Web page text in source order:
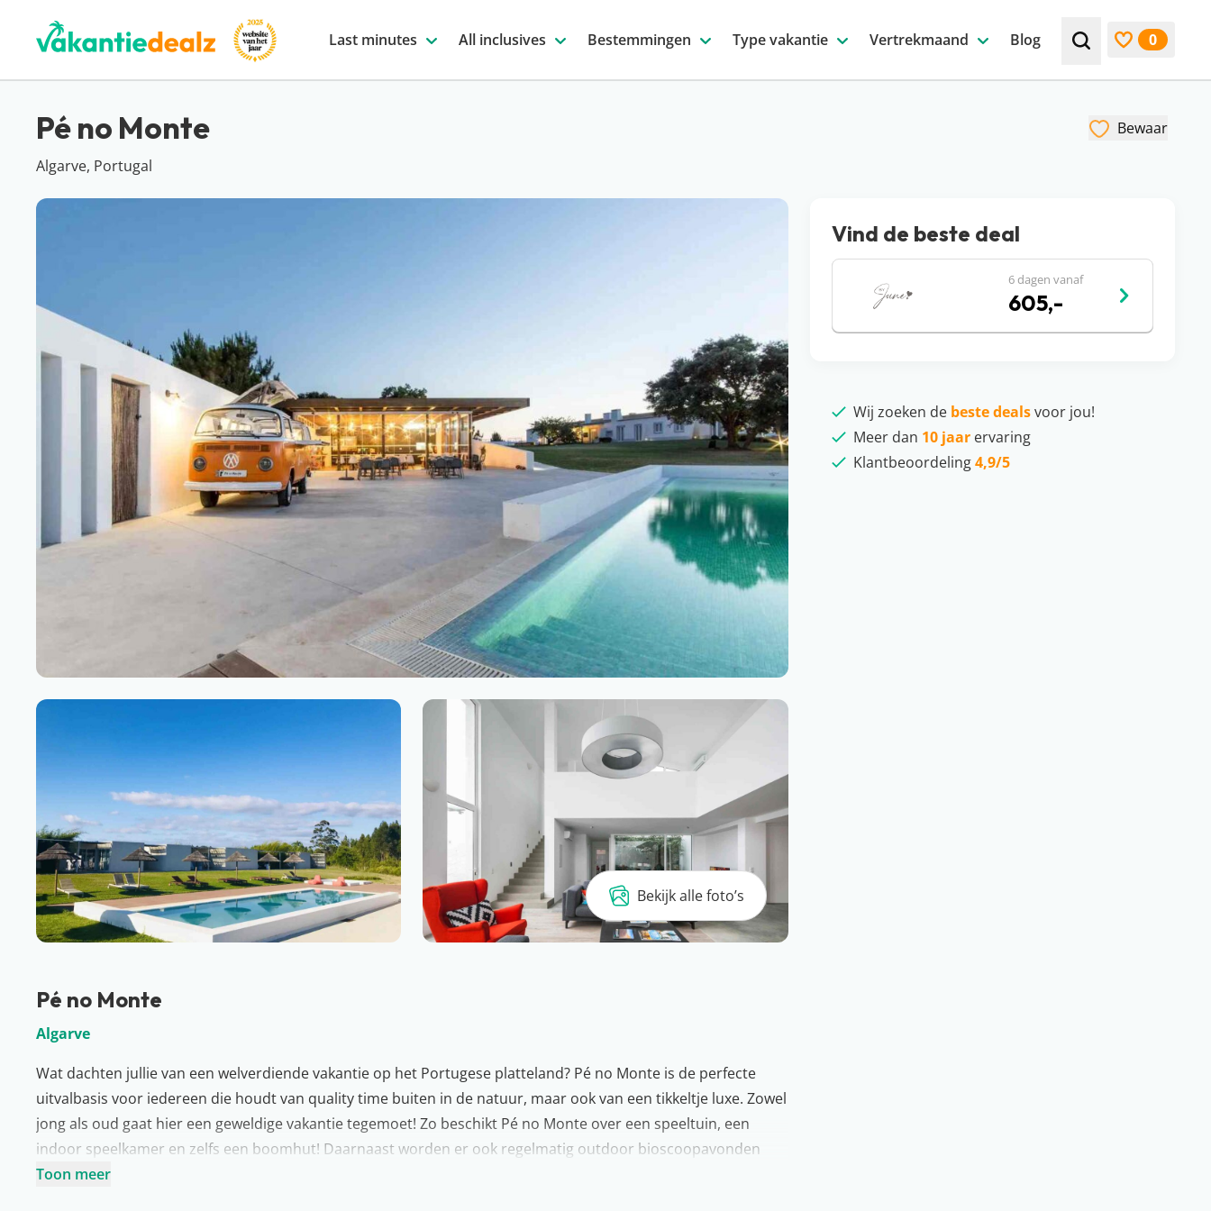
Last minutes All inclusives Bestemmingen Type vakantie Vertrekmaand Blog Zoek bijv. een
0
Pé no Monte
Algarve, Portugal
Bewaar
Bekijk alle foto’s
Pé no Monte
Algarve
Wat dachten jullie van een welverdiende vakantie op het Portugese platteland? Pé no Monte is de perfecte
uitvalbasis voor iedereen die houdt van quality time buiten in de natuur, maar ook van een tikkeltje luxe. Zowel
jong als oud gaat hier een geweldige vakantie tegemoet! Zo beschikt Pé no Monte over een speeltuin, een
indoor speelkamer en zelfs een boomhut! Daarnaast worden er ook regelmatig outdoor bioscoopavonden
gehouden, zodat er gezellig met z’n allen popcorn kan worden gegeten. Ontdek de slingerde autowegen in de
Toon meer
Vind de beste deal
6 dagen vanaf
605,-
Wij zoeken de beste dealsvoor jou!
Meer dan 10 jaarervaring
Klantbeoordeling4,9/5